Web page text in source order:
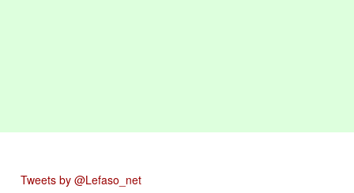
Tweets by @Lefaso_net